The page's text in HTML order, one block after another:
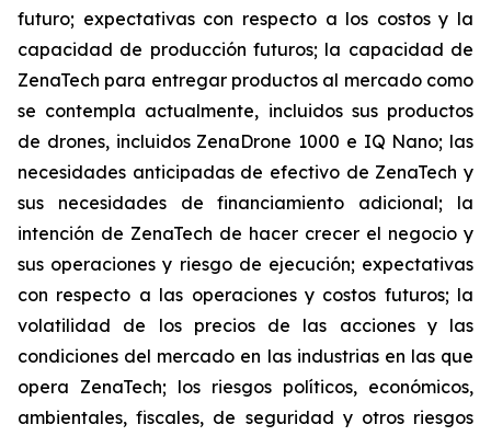
futuro; expectativas con respecto a los costos y la
capacidad de producción futuros; la capacidad de
ZenaTech para entregar productos al mercado como
se contempla actualmente, incluidos sus productos
de drones, incluidos ZenaDrone 1000 e IQ Nano; las
necesidades anticipadas de efectivo de ZenaTech y
sus necesidades de financiamiento adicional; la
intención de ZenaTech de hacer crecer el negocio y
sus operaciones y riesgo de ejecución; expectativas
con respecto a las operaciones y costos futuros; la
volatilidad de los precios de las acciones y las
condiciones del mercado en las industrias en las que
opera ZenaTech; los riesgos políticos, económicos,
ambientales, fiscales, de seguridad y otros riesgos